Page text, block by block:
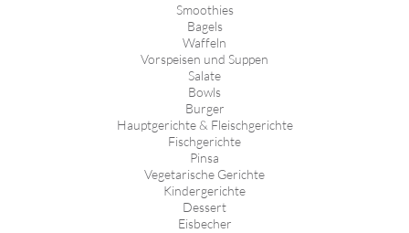
Smoothies
Bagels
Waffeln
Vorspeisen und Suppen
Salate
Bowls
Burger
Hauptgerichte & Fleischgerichte
Fischgerichte
Pinsa
Vegetarische Gerichte
Kindergerichte
Dessert
Eisbecher